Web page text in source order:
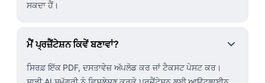
ਸਕਦਾ ਹੈਂ।
ਮੈਂ ਪ੍ਰਜ਼ੈਂਟੇਸ਼ਨ ਕਿਵੇਂ ਬਣਾਵਾਂ?
ਸਿਰਫ਼ ਇੱਕ PDF, ਦਸਤਾਵੇਜ਼ ਅੱਪਲੋਡ ਕਰ ਜਾਂ ਟੈਕਸਟ ਪੇਸਟ ਕਰ।